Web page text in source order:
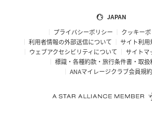
JAPAN
プライバシーポリシー
クッキー
利用者情報の外部送信について
サイト利用
ウェブアクセシビリティについて
サイトマ
標識・各種約款・旅行条件書・取扱
ANAマイレージクラブ会員規約